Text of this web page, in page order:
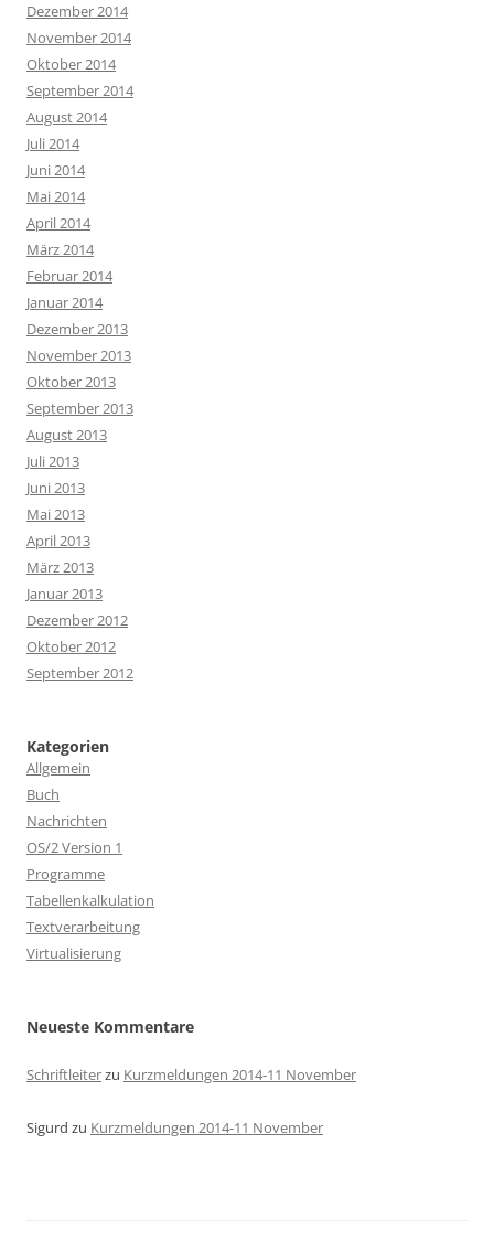
Dezember 2014
November 2014
Oktober 2014
September 2014
August 2014
Juli 2014
Juni 2014
Mai 2014
April 2014
März 2014
Februar 2014
Januar 2014
Dezember 2013
November 2013
Oktober 2013
September 2013
August 2013
Juli 2013
Juni 2013
Mai 2013
April 2013
März 2013
Januar 2013
Dezember 2012
Oktober 2012
September 2012
Kategorien
Allgemein
Buch
Nachrichten
OS/2 Version 1
Programme
Tabellenkalkulation
Textverarbeitung
Virtualisierung
Neueste Kommentare
Schriftleiterzu Kurzmeldungen 2014-11 November
Sigurd zu Kurzmeldungen 2014-11 November